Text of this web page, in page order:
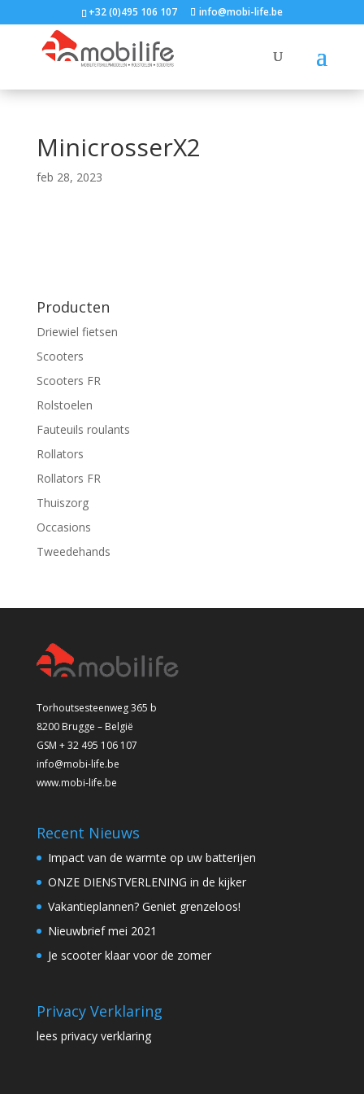
+32 (0)495 106 107 info@mobi-life.be
MinicrosserX2
feb 28, 2023
Producten
Driewiel fietsen
Scooters
Scooters FR
Rolstoelen
Fauteuils roulants
Rollators
Rollators FR
Thuiszorg
Occasions
Tweedehands
Torhoutsesteenweg 365 b
8200 Brugge – België
GSM + 32 495 106 107
info@mobi-life.be
www.mobi-life.be
Recent Nieuws
Impact van de warmte op uw batterijen
ONZE DIENSTVERLENING in de kijker
Vakantieplannen? Geniet grenzeloos!
Nieuwbrief mei 2021
Je scooter klaar voor de zomer
Privacy Verklaring
lees privacy verklaring